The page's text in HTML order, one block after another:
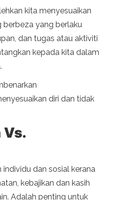
kita menyesuaikan
berbeza yang berlaku
dan tugas atau aktiviti
kepada kita dalam
diri dan tidak
Vs.
dan sosial kerana
kebajikan dan kasih
Adalah penting untuk